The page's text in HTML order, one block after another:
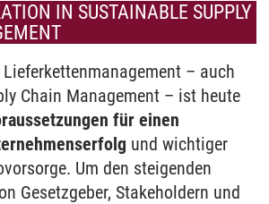
IN SUSTAINABLE SUPPLY
– auch
Chain Management – ist heute
für einen
und wichtiger
Um den steigenden
Gesetzgeber, Stakeholdern und